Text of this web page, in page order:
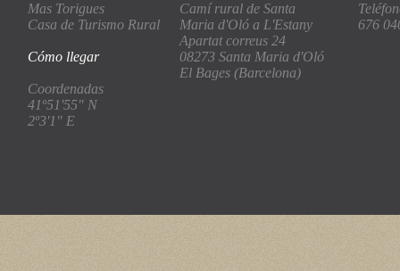
Mas Torigues
Casa de Turismo Rural
Cómo llegar
Coordenadas
41º51'55" N
2º3'1" E
Camí rural de Santa
Maria d'Oló a L'Estany
Apartat correus 24
08273 Santa Maria d'Oló
El Bages (Barcelona)
676